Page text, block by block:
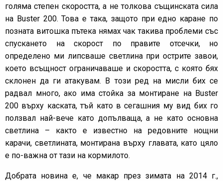
голяма степен скоростта, а не толкова същинската сила
на Buster 200. Това е така, защото при едно каране по
позната витошка пътека нямах чак такива проблеми със
спускането на скорост по правите отсечки, но
определено ми липсваше светлина при острите завои,
което всъщност ограничаваше и скоростта, с която бях
склонен да ги атакувам. В този ред на мисли бих се
радвал много, ако има стойка за монтиране на Buster
200 върху каската, тъй като в сегашния му вид бих го
ползвал най-вече като допълваща, а не като основна
светлина – както е известно на редовните нощни
карачи, светлината, монтирана върху главата, като цяло
е по-важна от тази на кормилото.
Добрата новина е, че макар през зимата на 2014 г.,